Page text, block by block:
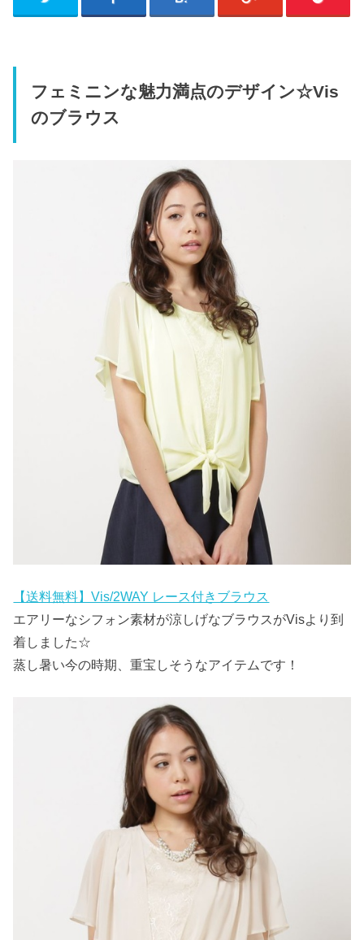
フェミニンな魅力満点のデザイン☆Vis
のブラウス
【送料無料】Vis/2WAY レース付きブラウス
エアリーなシフォン素材が涼しげなブラウスがVisより到
着しました☆
蒸し暑い今の時期、重宝しそうなアイテムです！